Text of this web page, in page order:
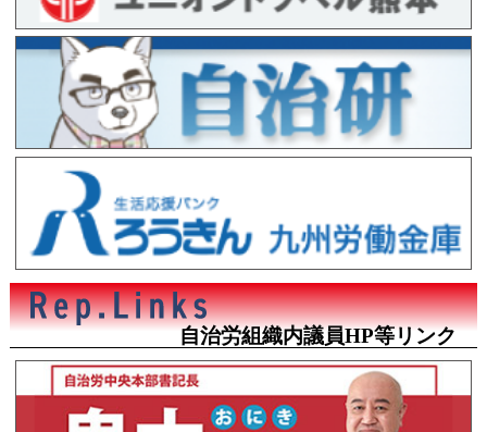
自治労組織内議員HP等リンク